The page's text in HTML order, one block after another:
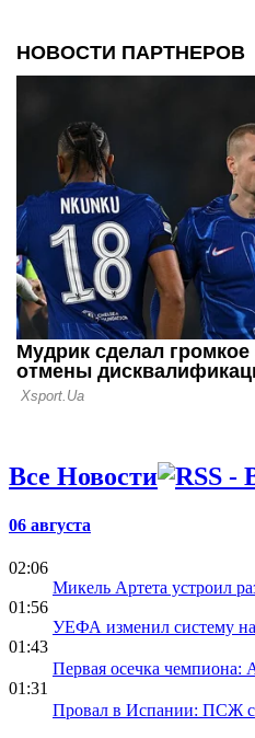
Все Новости
06 августа
02:06
Микель Артета устроил
01:56
УЕФА изменил систему
01:43
Первая осечка чемпиона:
01:31
Провал в Испании: ПСЖ с